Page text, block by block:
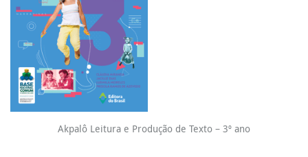
Akpalô Leitura e Produção de Texto – 3º ano